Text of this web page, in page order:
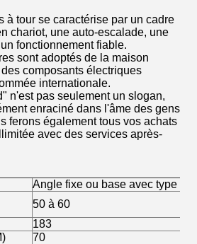
à tour se caractérise par un cadre
chariot, une auto-escalade, une
fonctionnement fiable.
sont adoptés de la maison
composants électriques
internationale.
n'est pas seulement un slogan,
enraciné dans l'âme des gens
ferons également tous vos achats
avec des services après-
Angle fixe ou base avec type de
50 à 60
183
70